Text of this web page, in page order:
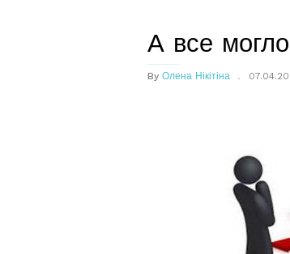
А все
By Олена Нікітіна